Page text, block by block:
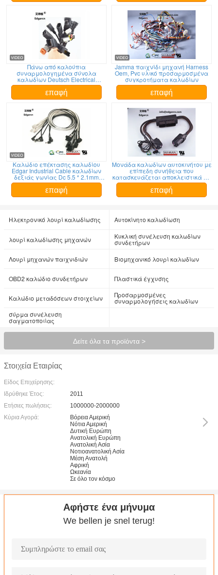
Πάνω από καλούπια
συναρμολογημένα σύνολα
καλωδίων Deutsch Electrical
Connectors αδιάβροχο
επαφή
Jamma παιχνίδι μηχανή Harness
Oem, Pvc υλικό προσαρμοσμένα
συγκροτήματα καλωδίων
επαφή
Καλώδιο επέκτασης καλωδίου
Edgar Industrial Cable καλωδίων
δεξιάς γωνίας Dc 5.5 * 2.1mm
Αρσενικό
επαφή
Μονάδα καλωδίων αυτοκινήτου με
επίπεδη συνήθεια που
κατασκευάζεται αποκλειστικά με
βάση το αυτοκίνητο, μήκους 100
mm με σύνδεσμο Idc
επαφή
Ηλεκτρονικό λουρί καλωδίωσης Αυτοκίνητο καλωδίωση
λουρί καλωδίωσης μηχανών Κυκλική συνέλευση καλωδίων
συνδετήρων
Λουρί μηχανών παιχνιδιών
Βιομηχανικό λουρί καλωδίων
OBD2 καλώδιο συνδετήρων Πλαστικά έγχυσης
Καλώδιο μεταδόσεων στοιχείων Προσαρμοσμένες
συναρμολογήσεις καλωδίων
σύρμα συνέλευση
σαγματοποιίας
Δείτε όλα τα προϊόντα >
Στοιχεία Εταιρίας
Είδος Επιχείρησης:
Ιδρύθηκε Έτος:
2011
Ετήσιες πωλήσεις:
1000000-2000000
Κύρια Αγορά:
Βόρεια Αμερική
Νότια Αμερική
Δυτική Ευρώπη
Ανατολική Ευρώπη
Ανατολική Ασία
Νοτιοανατολική Ασία
Μέση Ανατολή
Αφρική
Ωκεανία
Σε όλο τον κόσμο
Αφήστε ένα μήνυμα
We bellen je snel terug!